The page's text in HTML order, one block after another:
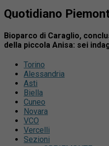
Quotidiano
Bioparco di Caraglio,
della piccola Anisa: sei
Torino
Alessandria
Asti
Biella
Cuneo
Novara
VCO
Vercelli
Sezioni